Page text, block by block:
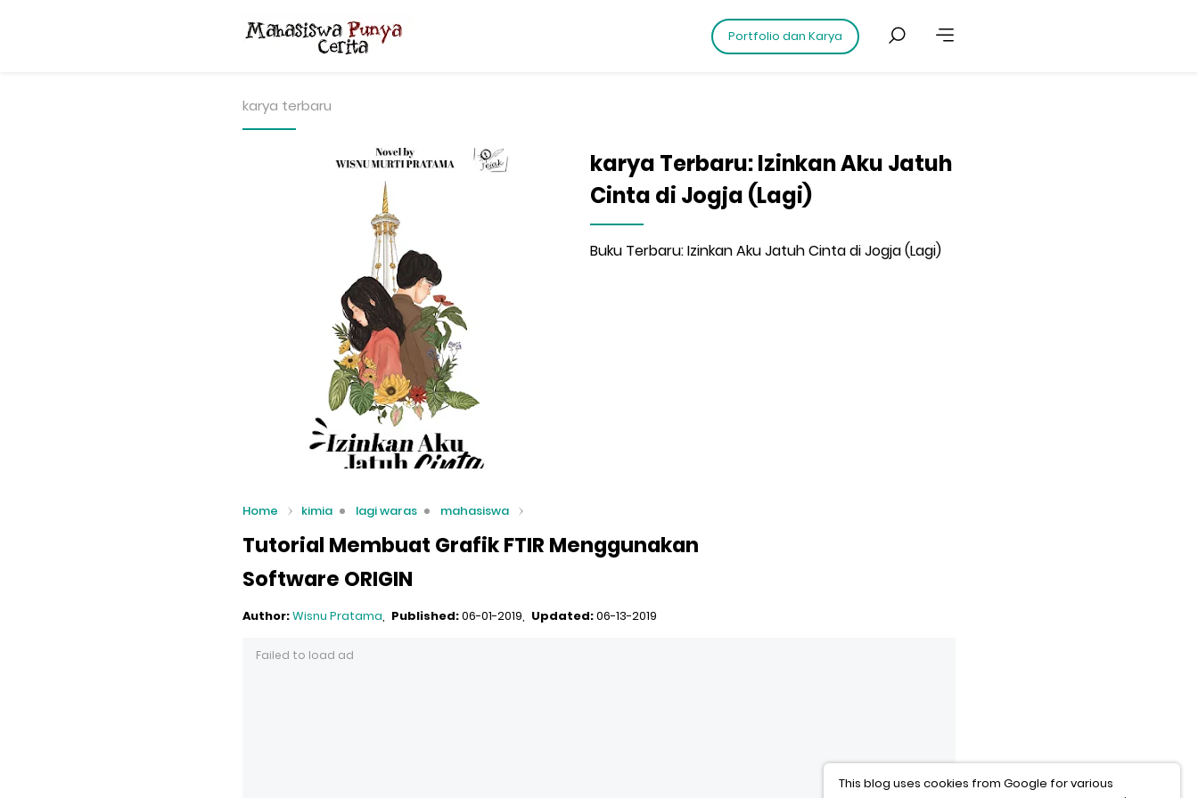
Portfolio dan Karya
karya terbaru
karya Terbaru: Izinkan Aku Jatuh
Cinta di Jogja (Lagi)
Buku Terbaru: Izinkan Aku Jatuh Cinta di Jogja (Lagi)
Home kimia lagi waras mahasiswa
Tutorial Membuat Grafik FTIR Menggunakan
Software ORIGIN
Author:Wisnu Pratama Published:06-01-2019 Updated:06-13-2019
Failed to load ad
This blog uses cookies from Google for various